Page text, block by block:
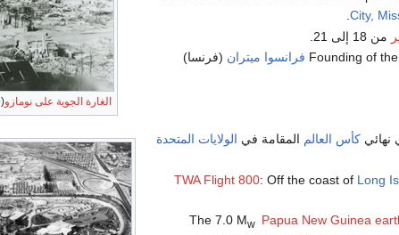
الغارة الجوية على نومازو(1945)
City,
من 18 إلى 21.
فرانسوا ميتران (فرنسا)
نهائيكأس العالم المقامة في الولايات المتحدة
TWA Flight 800: Off the coast of Long
w Papua New Guinea